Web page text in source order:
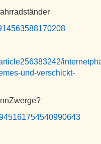
und-verschickt-